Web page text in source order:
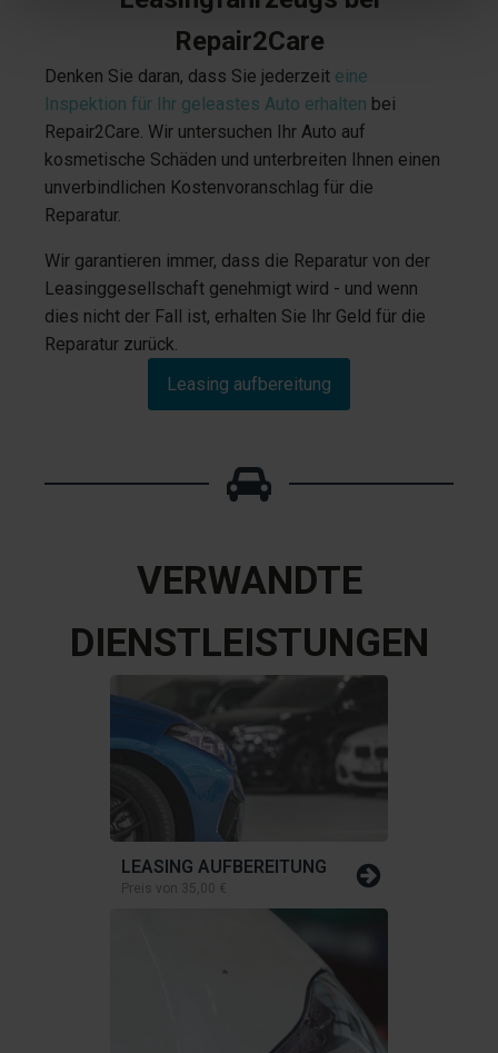
Repair2Care
Denken Sie daran, dass Sie jederzeit eine
Inspektion für Ihr geleastes Auto erhalten bei
Repair2Care. Wir untersuchen Ihr Auto auf
kosmetische Schäden und unterbreiten Ihnen einen
unverbindlichen Kostenvoranschlag für die
Reparatur.
Wir garantieren immer, dass die Reparatur von der
Leasinggesellschaft genehmigt wird - und wenn
dies nicht der Fall ist, erhalten Sie Ihr Geld für die
Reparatur zurück.
Leasing aufbereitung
VERWANDTE
DIENSTLEISTUNGEN
LEASING AUFBEREITUNG
Preis von 35,00 €